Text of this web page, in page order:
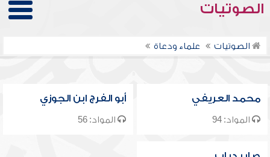
الصوتيات
الصوتيات علماء ودعاة
محمد العريفي
المواد: 94
أبو الفرج ابن الجوزي
المواد: 56